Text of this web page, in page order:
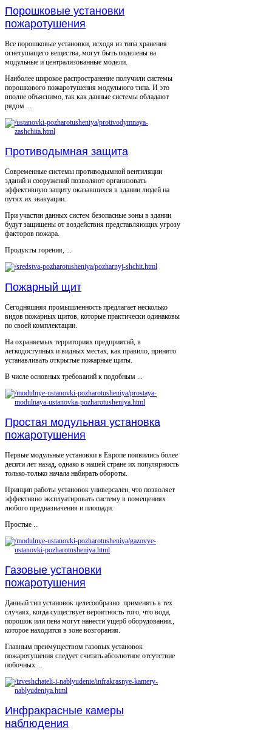
Порошковые установки
пожаротушения
Все порошковые установки, исходя из типа хранения
огнетушащего вещества, могут быть поделены на
модульные и централизованные модели.
Наиболее широкое распространение получили системы
порошкового пожаротушения модульного типа. И это
вполне объяснимо, так как данные системы обладают
рядом ...
Противодымная защита
Современные системы противодымной вентиляции
зданий и сооружений позволяют организовать
эффективную защиту оказавшихся в здании людей на
путях их эвакуации.
При участии данных систем безопасные зоны в здании
будут защищены от воздействия представляющих угрозу
факторов пожара.
Продукты горения, ...
Пожарный щит
Сегодняшняя промышленность предлагает несколько
видов пожарных щитов, которые практически одинаковы
по своей комплектации.
На охраняемых территориях предприятий, в
легкодоступных и видных местах, как правило, принято
устанавливать открытые пожарные щиты.
В числе основных требований к подобным ...
Простая модульная установка
пожаротушения
Первые модульные установки в Европе появились более
десяти лет назад, однако в нашей стране их популярность
только-только начала набирать обороты.
Принцип работы установок универсален, что позволяет
эффективно эксплуатировать систему в помещениях
любого предназначения и площади.
Простые ...
Газовые установки
пожаротушения
Данный тип установок целесообразно применять в тех
случаях, когда существует вероятность того, что вода,
порошок или пена могут нанести ущерб оборудовании.,
которое находится в зоне возгорания.
Главным преимуществом газовых установок
пожаротушения следует считать абсолютное отсутствие
побочных ...
Инфракрасные камеры
наблюдения